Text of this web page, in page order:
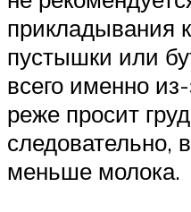
прикладывания
пустышки или
всего именно
реже просит
следовательно,
меньше молока.